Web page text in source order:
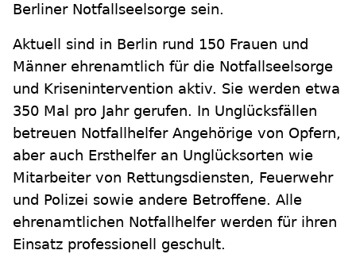
Berliner Notfallseelsorge sein.
Aktuell sind in Berlin rund 150 Frauen und
Männer ehrenamtlich für die Notfallseelsorge
und Krisenintervention aktiv. Sie werden etwa
350 Mal pro Jahr gerufen. In Unglücksfällen
betreuen Notfallhelfer Angehörige von Opfern,
aber auch Ersthelfer an Unglücksorten wie
Mitarbeiter von Rettungsdiensten, Feuerwehr
und Polizei sowie andere Betroffene. Alle
ehrenamtlichen Notfallhelfer werden für ihren
Einsatz professionell geschult.